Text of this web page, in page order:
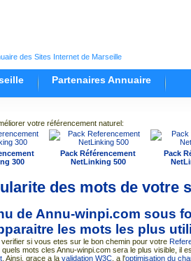
des Sites Internet de Marseille
Partenaires Annuaire
votre référencement naturel:
300
Pack Référencement
NetLinking 500
Pack
des mots de votre
de Annu-winpi.com sous
les mots les plus
si vous etes sur le bon chemin pour votre
mots cles Annu-winpi.com sera le plus visible, il
. Ainsi, grace a la validation W3C, a l'optimisation du